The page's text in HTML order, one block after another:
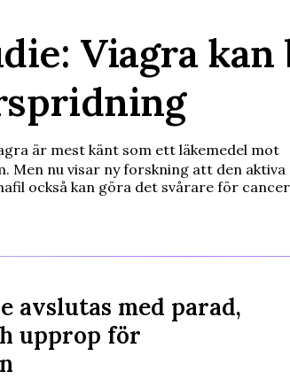
Viagra kan
är mest känt som ett läkemedel mot
Men nu visar ny forskning att den aktiva
också kan göra det svårare för
avslutas med parad,
upprop för